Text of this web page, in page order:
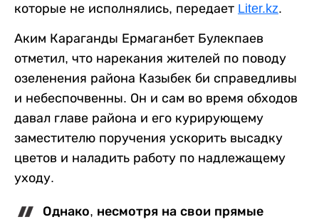
которые не исполнялись, передает Liter.kz.
Аким Караганды Ермаганбет Булекпаев
отметил, что нарекания жителей по поводу
озеленения района Казыбек би справедливы
и небеспочвенны. Он и сам во время обходов
давал главе района и его курирующему
заместителю поручения ускорить высадку
цветов и наладить работу по надлежащему
уходу.
Однако, несмотря на свои прямые